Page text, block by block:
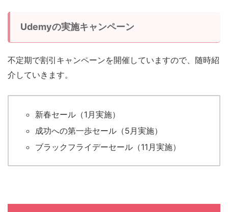
Udemyの実施キャンペーン
不定期で割引キャンペーンを開催していますので、随時紹
介していきます。
新春セール（1月実施）
成功への第一歩セール（5月実施）
ブラックフライデーセール（11月実施）